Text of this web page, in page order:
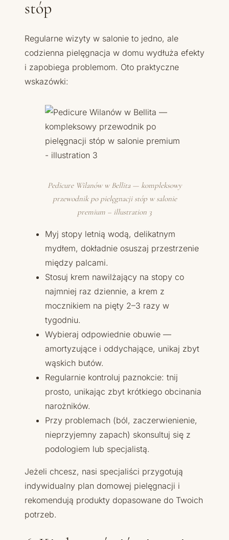
stóp
Regularne wizyty w salonie to jedno, ale
codzienna pielęgnacja w domu wydłuża efekty
i zapobiega problemom. Oto praktyczne
wskazówki:
Pedicure Wilanów w Bellita — kompleksowy
przewodnik po pielęgnacji stóp w salonie
premium – illustration 3
Myj stopy letnią wodą, delikatnym
mydłem, dokładnie osuszaj przestrzenie
między palcami.
Stosuj krem nawilżający na stopy co
najmniej raz dziennie, a krem z
mocznikiem na pięty 2–3 razy w
tygodniu.
Wybieraj odpowiednie obuwie —
amortyzujące i oddychające, unikaj zbyt
wąskich butów.
Regularnie kontroluj paznokcie: tnij
prosto, unikając zbyt krótkiego obcinania
narożników.
Przy problemach (ból, zaczerwienienie,
nieprzyjemny zapach) skonsultuj się z
podologiem lub specjalistą.
Jeżeli chcesz, nasi specjaliści przygotują
indywidualny plan domowej pielęgnacji i
rekomendują produkty dopasowane do Twoich
potrzeb.